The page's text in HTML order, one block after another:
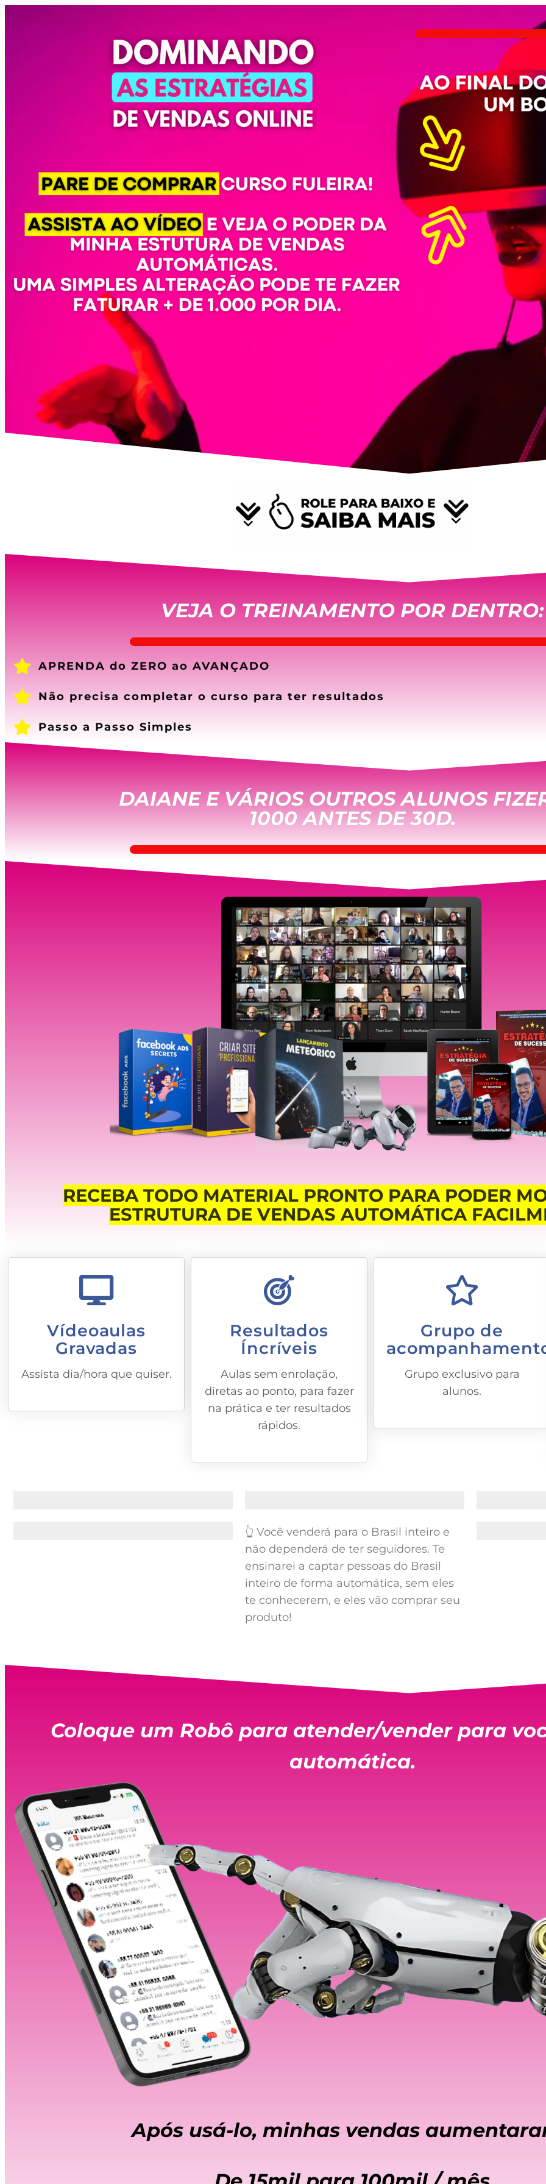
VEJA O TREINAMENTO POR DENTRO:
APRENDA do ZERO ao AVANÇADO
Não precisa completar o curso para ter resultados​
Passo a Passo Simples
DAIANE E VÁRIOS OUTROS ALUNOS
1000 ANTES DE 30D.
RECEBA TODO MATERIAL PRONTO PARA PODER
ESTRUTURA DE VENDAS AUTOMÁTICA
Vídeoaulas
Gravadas
Assista dia/hora que quiser.
Resultados
Íncríveis
Aulas sem enrolação,
diretas ao ponto, para fazer
na prática e ter resultados
rápidos.
Grupo de
Grupo exclusivo para
alunos.
👆 Você venderá para o Brasil inteiro e
não dependerá de ter seguidores. Te
ensinarei a captar pessoas do Brasil
inteiro de forma automática, sem eles
te conhecerem, e eles vão comprar seu
produto!
Coloque um Robô para atender/vender para
automática.
Após usá-lo, minhas vendas